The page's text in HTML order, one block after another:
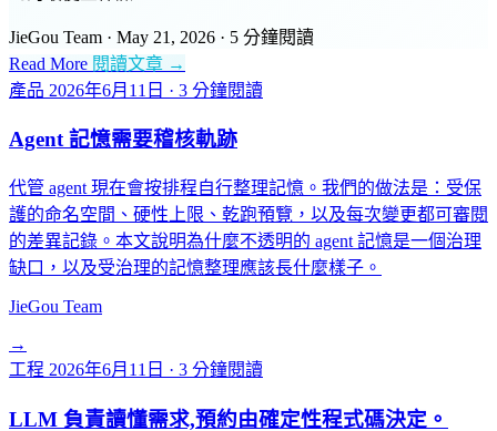
JieGou Team · May 21, 2026 · 5 分鐘閱讀
Read More 閱讀文章 →
產品 2026年6月11日 · 3 分鐘閱讀
Agent 記憶需要稽核軌跡
代管 agent 現在會按排程自行整理記憶。我們的做法是：受保
護的命名空間、硬性上限、乾跑預覽，以及每次變更都可審閱
的差異記錄。本文說明為什麼不透明的 agent 記憶是一個治理
缺口，以及受治理的記憶整理應該長什麼樣子。
JieGou Team
→
工程 2026年6月11日 · 3 分鐘閱讀
LLM 負責讀懂需求,預約由確定性程式碼決定。